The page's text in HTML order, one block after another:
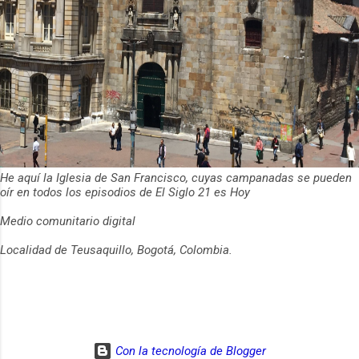
He aquí la Iglesia de San Francisco, cuyas campanadas se pueden
oír en todos los episodios de El Siglo 21 es Hoy
Medio comunitario digital
Localidad de Teusaquillo, Bogotá, Colombia.
Con la tecnología de Blogger